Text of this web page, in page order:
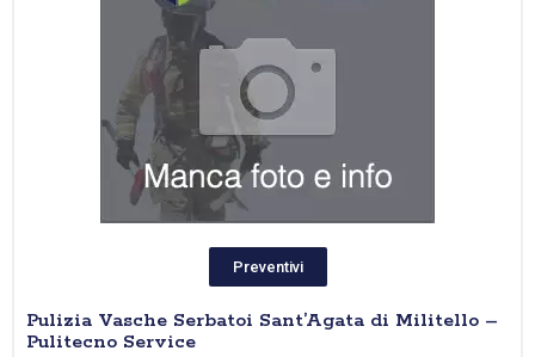
Preventivi
Pulizia Vasche Serbatoi Sant’Agata di Militello –
Pulitecno Service